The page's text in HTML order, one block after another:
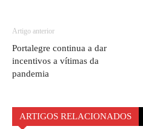
Artigo anterior
Portalegre continua a dar
incentivos a vítimas da
pandemia
ARTIGOS RELACIONADOS